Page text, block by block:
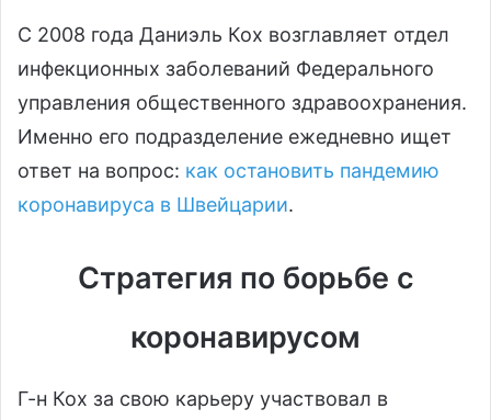
С 2008 года Даниэль Кох возглавляет отдел
инфекционных заболеваний Федерального
управления общественного здравоохранения.
Именно его подразделение ежедневно ищет
ответ на вопрос: как остановить пандемию
коронавируса в Швейцарии.
Стратегия по борьбе с
коронавирусом
Г-н Кох за свою карьеру участвовал в